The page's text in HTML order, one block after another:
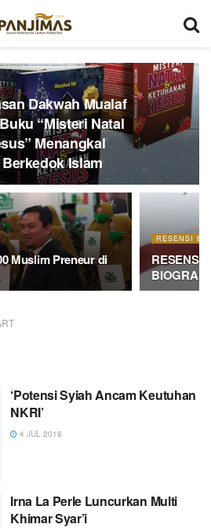
Dakwah Mualaf
“Misteri Natal
Menangkal
Islam
Muslim Preneur di
RESENSI
RESENSI
‘Potensi Syiah Ancam Keutuhan
NKRI’
4 JUL 2018
Irna La Perle Luncurkan Multi
Khimar Syar’i